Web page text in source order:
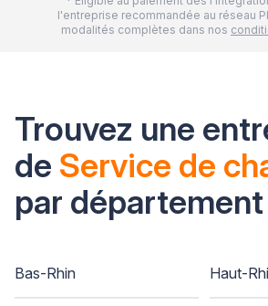
l'entreprise recommandée au réseau
modalités complètes dans nos
Trouvez une
de Service de
par département
Bas-Rhin Haut-